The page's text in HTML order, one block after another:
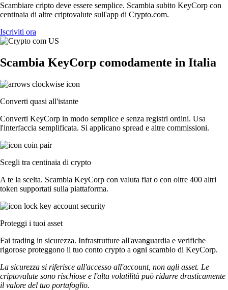
Scambiare cripto deve essere semplice. Scambia subito KeyCorp con
centinaia di altre criptovalute sull'app di Crypto.com.
Iscriviti ora
Scambia KeyCorp comodamente in Italia
Converti quasi all'istante
Converti KeyCorp in modo semplice e senza registri ordini. Usa
l'interfaccia semplificata. Si applicano spread e altre commissioni.
Scegli tra centinaia di crypto
A te la scelta. Scambia KeyCorp con valuta fiat o con oltre 400 altri
token supportati sulla piattaforma.
Proteggi i tuoi asset
Fai trading in sicurezza. Infrastrutture all'avanguardia e verifiche
rigorose proteggono il tuo conto crypto a ogni scambio di KeyCorp.
La sicurezza si riferisce all'accesso all'account, non agli asset. Le
criptovalute sono rischiose e l'alta volatilità può ridurre drasticamente
il valore del tuo portafoglio.